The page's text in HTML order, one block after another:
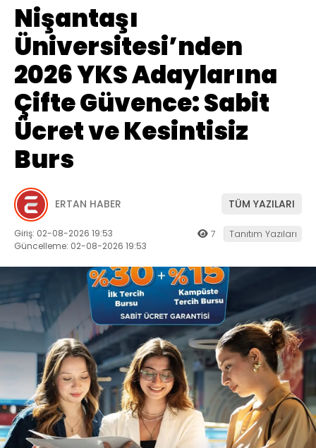
Nişantaşı
Üniversitesi’nden
2026 YKS Adaylarına
Çifte Güvence: Sabit
Ücret ve Kesintisiz
Burs
ERTAN HABER TÜM YAZILARI
Giriş: 02-08-2026 19:53
Güncelleme: 02-08-2026 19:53
7 Tanıtım Yazıları